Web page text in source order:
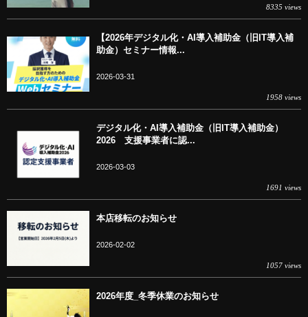
8335 views
【2026年デジタル化・AI導入補助金（旧IT導入補
助金）セミナー情報...
2026-03-31
1958 views
デジタル化・AI導入補助金（旧IT導入補助金）
2026 支援事業者に認...
2026-03-03
1691 views
本店移転のお知らせ
2026-02-02
1057 views
2026年度_冬季休業のお知らせ